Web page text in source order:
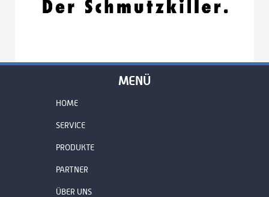
MENÜ
HOME
SERVICE
PRODUKTE
PARTNER
ÜBER UNS